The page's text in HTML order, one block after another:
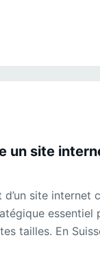
un site
site internet
essentiel
tailles. En